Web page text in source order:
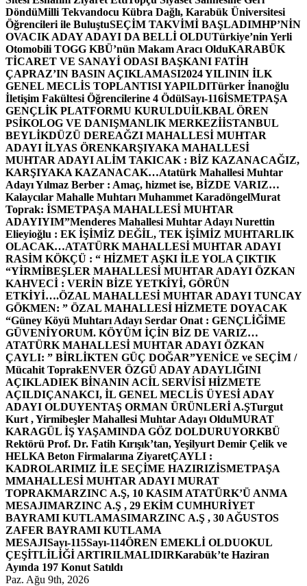
DöndüMilli Tekvandocu Kübra Dağlı, Karabük Üniversitesi
Öğrencileri ile BuluştuSEÇİM TAKVİMİ BAŞLADIMHP’NİN
OVACIK ADAY ADAYI DA BELLİ OLDUTürkiye’nin Yerli
Otomobili TOGG KBÜ’nün Makam Aracı OlduKARABÜK
TİCARET VE SANAYİ ODASI BAŞKANI FATİH
ÇAPRAZ’IN BASIN AÇIKLAMASI2024 YILININ İLK
GENEL MECLİS TOPLANTISI YAPILDITürker İnanoğlu
İletişim Fakültesi Öğrencilerine 4 ÖdülSayı-116İSMETPAŞA
GENÇLİK PLATFORMU KURULDUİLKBAL ÖREN
PSİKOLOG VE DANIŞMANLIK MERKEZİİSTANBUL
BEYLİKDÜZÜ DEREAĞZI MAHALLESİ MUHTAR
ADAYI İLYAS ÖRENKARŞIYAKA MAHALLESİ
MUHTAR ADAYI ALİM TAKICAK : BİZ KAZANACAĞIZ,
KARŞIYAKA KAZANACAK…Atatürk Mahallesi Muhtar
Adayı Yılmaz Berber : Amaç, hizmet ise, BİZDE VARIZ…
Kalaycılar Mahalle Muhtarı Muhammet KaradöngelMurat
Toprak: İSMETPAŞA MAHALLESİ MUHTAR
ADAYIYIM”Menderes Mahallesi Muhtar Adayı Nurettin
Elieyioğlu : EK İŞİMİZ DEĞİL, TEK İŞİMİZ MUHTARLIK
OLACAK…ATATÜRK MAHALLESİ MUHTAR ADAYI
RASİM KÖKÇÜ : “ HİZMET AŞKI İLE YOLA ÇIKTIK
“YİRMİBEŞLER MAHALLESİ MUHTAR ADAYI ÖZKAN
KAHVECİ : VERİN BİZE YETKİYİ, GÖRÜN
ETKİYİ….ÖZAL MAHALLESİ MUHTAR ADAYI TUNCAY
GÖKMEN: ” ÖZAL MAHALLESİ HİZMETE DOYACAK
“Güney Köyü Muhtarı Adayı Serdar Onat : GENÇLİĞİME
GÜVENİYORUM. KÖYÜM İÇİN BİZ DE VARIZ…
ATATÜRK MAHALLESİ MUHTAR ADAYI ÖZKAN
ÇAYLI: ” BİRLİKTEN GÜÇ DOĞAR”YENİCE ve SEÇİM /
Mücahit ToprakENVER ÖZGÜ ADAY ADAYLIĞINI
AÇIKLADIEK BİNANIN ACİL SERVİSİ HİZMETE
AÇILDIÇANAKCI, İL GENEL MECLİS ÜYESİ ADAY
ADAYI OLDUYENTAŞ ORMAN ÜRÜNLERİ A.ŞTurgut
Kurt , Yirmibeşler Mahallesi Muhtar Adayı OlduMURAT
KARAGÜL İŞ YAŞAMINDA GÖZ DOLDURUYORKBÜ
Rektörü Prof. Dr. Fatih Kırışık’tan, Yeşilyurt Demir Çelik ve
HELKA Beton Firmalarına ZiyaretÇAYLI :
KADROLARIMIZ İLE SEÇİME HAZIRIZİSMETPAŞA
MMAHALLESİ MUHTAR ADAYI MURAT
TOPRAKMARZINC A.Ş, 10 KASIM ATATÜRK’Ü ANMA
MESAJIMARZINC A.Ş , 29 EKİM CUMHURİYET
BAYRAMI KUTLAMASIMARZINC A.Ş , 30 AĞUSTOS
ZAFER BAYRAMI KUTLAMA
MESAJISayı-115Sayı-114ÖREN EMEKLİ OLDUOKUL
ÇEŞİTLİLİĞİ ARTIRILMALIDIRKarabük’te Haziran
Ayında 197 Konut Satıldı
Paz. Ağu 9th, 2026